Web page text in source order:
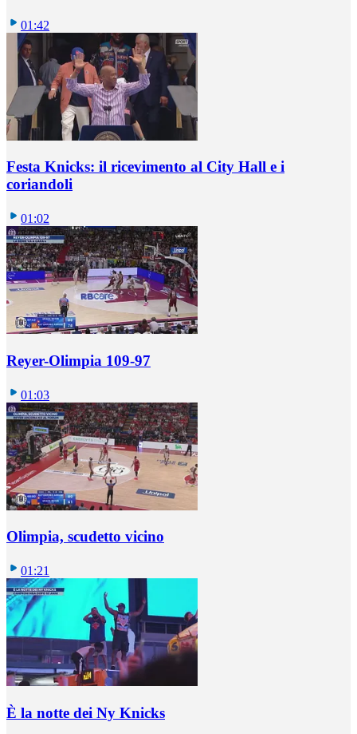
01:42
Festa Knicks: il ricevimento al City Hall e i
coriandoli
01:02
Reyer-Olimpia 109-97
01:03
Olimpia, scudetto vicino
01:21
È la notte dei Ny Knicks